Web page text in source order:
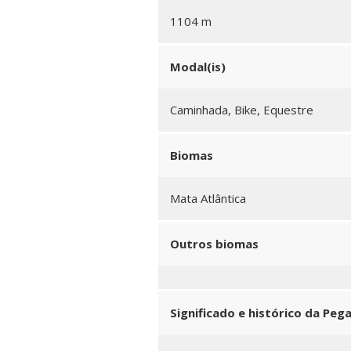
1104 m
Modal(is)
Caminhada, Bike, Equestre
Biomas
Mata Atlântica
Outros biomas
Significado e histórico da